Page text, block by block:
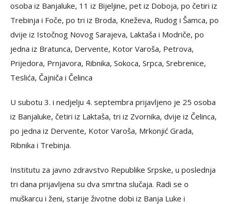
osoba iz Banjaluke, 11 iz Bijeljine, pet iz Doboja, po četiri iz
Trebinja i Foče, po tri iz Broda, Kneževa, Rudog i Šamca, po
dvije iz Istočnog Novog Sarajeva, Laktaša i Modriče, po
jedna iz Bratunca, Dervente, Kotor Varoša, Petrova,
Prijedora, Prnjavora, Ribnika, Sokoca, Srpca, Srebrenice,
Teslića, Čajniča i Čelinca
U subotu 3. i nedjelju 4. septembra prijavljeno je 25 osoba
iz Banjaluke, četiri iz Laktaša, tri iz Zvornika, dvije iz Čelinca,
po jedna iz Dervente, Kotor Varoša, Mrkonjić Grada,
Ribnika i Trebinja.
Institutu za javno zdravstvo Republike Srpske, u poslednja
tri dana prijavljena su dva smrtna slučaja. Radi se o
muškarcu i ženi, starije životne dobi iz Banja Luke i